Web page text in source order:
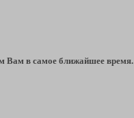
Вам в самое ближайшее время.